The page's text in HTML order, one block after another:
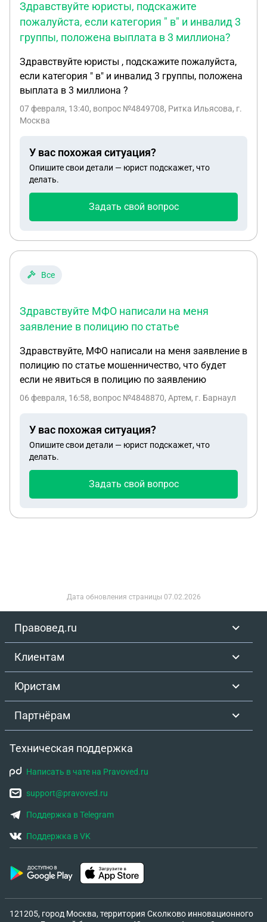
Здравствуйте юристы, подскажите
пожалуйста, если категория " в" и инвалид 3
группы, положена выплата в 3 миллиона?
Здравствуйте юристы , подскажите пожалуйста,
если категория " в" и инвалид 3 группы, положена
выплата в 3 миллиона ?
07 февраля, 13:40, вопрос №4849708, Ритка Ильясова, г.
Москва
У вас похожая ситуация?
Опишите свои детали — юрист подскажет, что
делать.
Задать свой вопрос
Все
Здравствуйте МФО написали на меня
заявление в полицию по статье
Здравствуйте, МФО написали на меня заявление в
полицию по статье мошенничество, что будет
если не явиться в полицию по заявлению
06 февраля, 16:58, вопрос №4848870, Артем, г. Барнаул
У вас похожая ситуация?
Опишите свои детали — юрист подскажет, что
делать.
Задать свой вопрос
Дата обновления страницы 07.02.2026
Правовед.ru
Клиентам
Юристам
Партнёрам
Техническая поддержка
Написать в чате на Pravoved.ru
support@pravoved.ru
Поддержка в Telegram
Поддержка в VK
121205, город Москва, территория Сколково инновационного